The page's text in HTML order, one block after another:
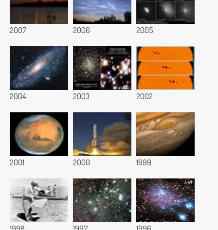
2007 2006 2005
2004 2003 2002
2001 2000 1999